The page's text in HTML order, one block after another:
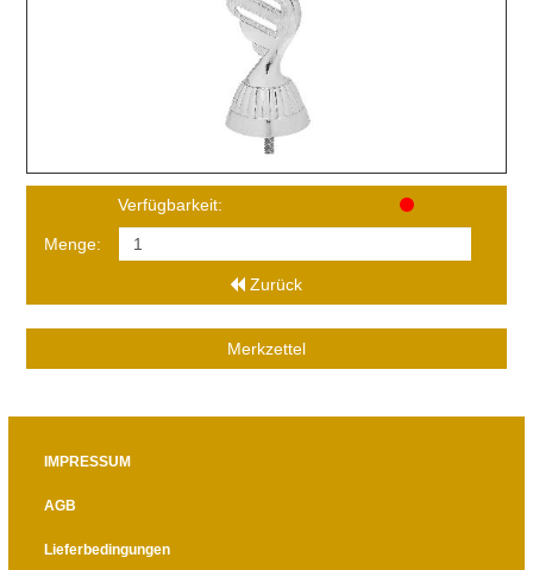
Verfügbarkeit:
Menge:
Zurück
Merkzettel
IMPRESSUM
AGB
Lieferbedingungen